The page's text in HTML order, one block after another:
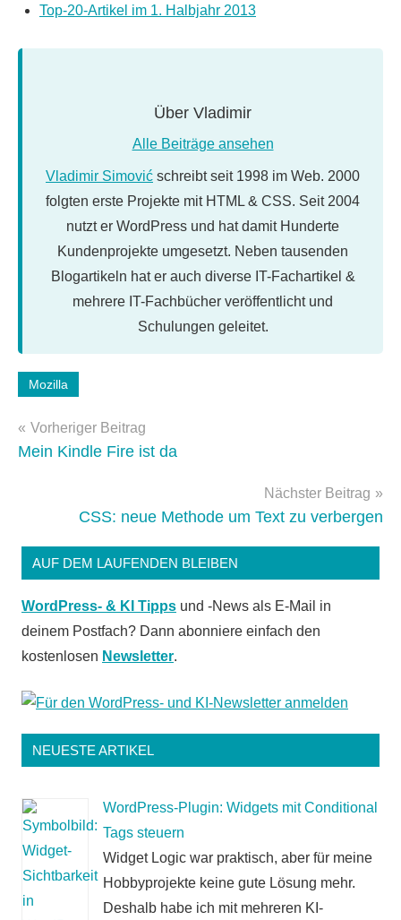
Top-20-Artikel im 1. Halbjahr 2013
Über Vladimir
Alle Beiträge ansehen
Vladimir Simović schreibt seit 1998 im Web. 2000
folgten erste Projekte mit HTML & CSS. Seit 2004
nutzt er WordPress und hat damit Hunderte
Kundenprojekte umgesetzt. Neben tausenden
Blogartikeln hat er auch diverse IT-Fachartikel &
mehrere IT-Fachbücher veröffentlicht und
Schulungen geleitet.
Schlagwörter:
thunderbrid
Mozilla
Beitragsnavigation
Vorheriger Beitrag
Mein Kindle Fire ist da
Nächster Beitrag
CSS: neue Methode um Text zu verbergen
AUF DEM LAUFENDEN BLEIBEN
WordPress- & KI Tipps und -News als E-Mail in
deinem Postfach? Dann abonniere einfach den
kostenlosen Newsletter.
NEUESTE ARTIKEL
WordPress-Plugin: Widgets mit Conditional
Tags steuern
Widget Logic war praktisch, aber für meine
Hobbyprojekte keine gute Lösung mehr.
Deshalb habe ich mit mehreren KI-